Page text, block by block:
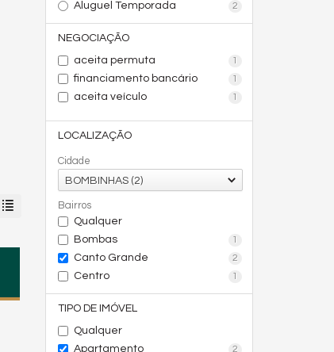
Aluguel Temporada 2
NEGOCIAÇÃO
aceita permuta
1
financiamento bancário 1
aceita veículo 1
LOCALIZAÇÃO
Cidade
BOMBINHAS (2)
Bairros
Qualquer
Bombas
1
Canto Grande 2
Centro 1
TIPO DE IMÓVEL
Qualquer
Apartamento
2